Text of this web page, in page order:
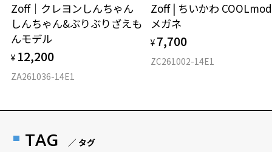
Zoff｜クレヨンしんちゃん
しんちゃん&ぶりぶりざえも
んモデル
¥ 12,200
ZA261036-14E1
Zoff | ちいかわ
メガネ
¥ 7,700
ZC261002-14E1
TAG ／ タグ